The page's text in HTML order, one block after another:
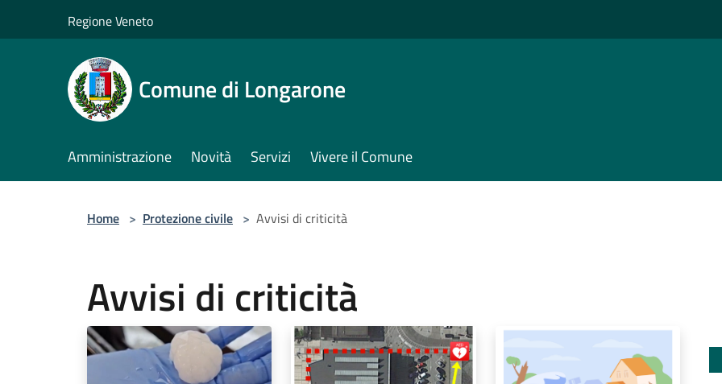
Regione Veneto
Comune di Longarone
Amministrazione Novità Servizi Vivere il Comune
Home > Protezione civile > Avvisi di criticità
Avvisi di criticità